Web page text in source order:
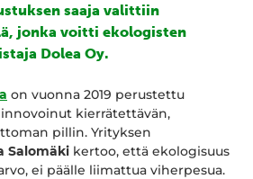
saaja valittiin
jonka voitti ekologisten
Dolea Oy.
on vuonna 2019 perustettu
kierrätettävän,
pillin. Yrityksen
Salomäki kertoo, että ekologisuus
ei päälle liimattua viherpesua.